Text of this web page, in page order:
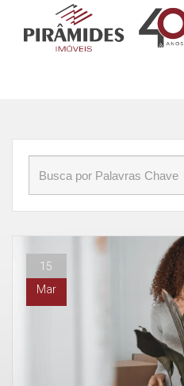
Blog»Garantias Locatícias
15
Mar